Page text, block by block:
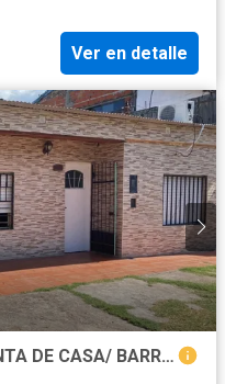
Ver en detalle
GRANADERO BAIGORRIA /VENTA DE CASA/ BARRIO SAN FERNANDO